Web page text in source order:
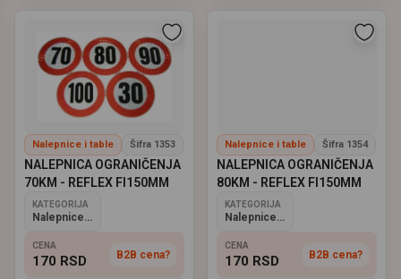
Nalepnice i table Šifra 1353
NALEPNICA OGRANIČENJA
70KM - REFLEX FI150MM
KATEGORIJA
Nalepnice i table
CENA
170 RSD B2B cena?
Nalepnice i table Šifra 1354
NALEPNICA OGRANIČENJA
80KM - REFLEX FI150MM
KATEGORIJA
Nalepnice i table
CENA
170 RSD B2B cena?